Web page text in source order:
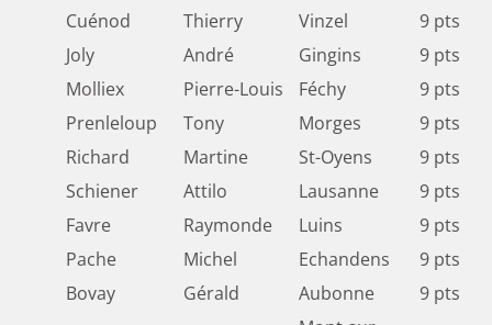
Cuénod Thierry Vinzel
9 pts
Joly
André Gingins
9 pts
Molliex
Pierre-Louis Féchy
9 pts
Prenleloup
Tony Morges
9 pts
Richard
Martine St-Oyens
9 pts
Schiener
Attilo Lausanne
9 pts
Favre
Raymonde Luins
9 pts
Pache
Michel Echandens
9 pts
Bovay
Gérald Aubonne
9 pts